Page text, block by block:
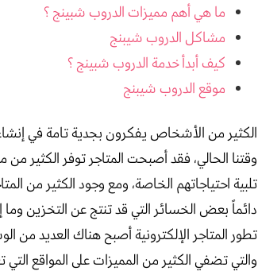
ما هي أهم مميزات الدروب شبينج ؟
مشاكل الدروب شيبنج
كيف أبدأ خدمة الدروب شبينج ؟
موقع الدروب شيبنج
الكثير من الأشخاص يفكرون بجدية تامة في إنشاء
وقتنا الحالي، فقد أصبحت المتاجر توفر الكثير
تلبية احتياجاتهم الخاصة، ومع وجود الكثير من
دائماً بعض الخسائر التي قد تنتج عن التخزين
تطور المتاجر الإلكترونية أصبح هناك العديد من
والتي تضفي الكثير من المميزات على المواقع